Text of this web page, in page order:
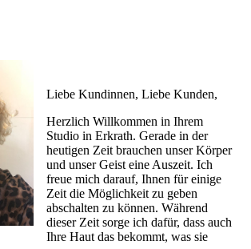
Liebe Kundinnen, Liebe Kunden,
Herzlich Willkommen in Ihrem
Studio in Erkrath. Gerade in der
heutigen Zeit brauchen unser Körper
und unser Geist eine Auszeit. Ich
freue mich darauf, Ihnen für einige
Zeit die Möglichkeit zu geben
abschalten zu können. Während
dieser Zeit sorge ich dafür, dass auch
Ihre Haut das bekommt, was sie